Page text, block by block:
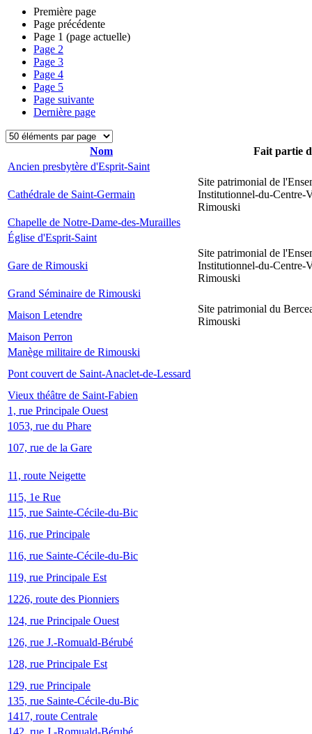
Première page
Page précédente
Page 1 (page actuelle)
Page 2
Page 3
Page 4
Page 5
Page suivante
Dernière page
Nom
Fait partie
Ancien presbytère d'Esprit-Saint
Cathédrale de Saint-Germain
Site patrimonial de
Institutionnel-du-Centre-
Rimouski
Chapelle de Notre-Dame-des-Murailles
Église d'Esprit-Saint
Gare de Rimouski
Site patrimonial de
Institutionnel-du-Centre-
Rimouski
Grand Séminaire de Rimouski
Maison Letendre
Site patrimonial du
Rimouski
Maison Perron
Manège militaire de Rimouski
Pont couvert de Saint-Anaclet-de-Lessard
Vieux théâtre de Saint-Fabien
1, rue Principale Ouest
1053, rue du Phare
107, rue de la Gare
11, route Neigette
115, 1e Rue
115, rue Sainte-Cécile-du-Bic
116, rue Principale
116, rue Sainte-Cécile-du-Bic
119, rue Principale Est
1226, route des Pionniers
124, rue Principale Ouest
126, rue J.-Romuald-Bérubé
128, rue Principale Est
129, rue Principale
135, rue Sainte-Cécile-du-Bic
1417, route Centrale
142, rue J.-Romuald-Bérubé